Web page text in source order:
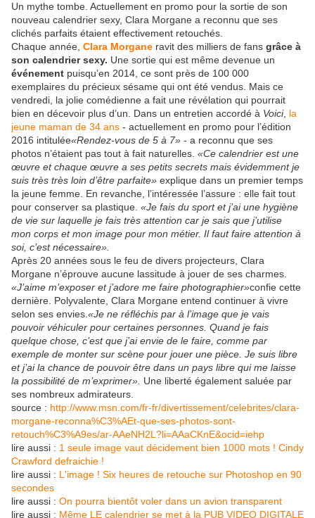
Un mythe tombe. Actuellement en promo pour la sortie de son
nouveau calendrier sexy, Clara Morgane a reconnu que ses
clichés parfaits étaient effectivement retouchés.
Chaque année, Clara Morgane ravit des milliers de fans grâce à
son calendrier sexy. Une sortie qui est même devenue un
événement puisqu’en 2014, ce sont près de 100 000
exemplaires du précieux sésame qui ont été vendus. Mais ce
vendredi, la jolie comédienne a fait une révélation qui pourrait
bien en décevoir plus d’un. Dans un entretien accordé à Voici, la
jeune maman de 34 ans - actuellement en promo pour l’édition
2016 intitulée«Rendez-vous de 5 à 7» - a reconnu que ses
photos n’étaient pas tout à fait naturelles. «Ce calendrier est une
œuvre et chaque œuvre a ses petits secrets mais évidemment je
suis très très loin d’être parfaite» explique dans un premier temps
la jeune femme. En revanche, l’intéressée l’assure : elle fait tout
pour conserver sa plastique. «Je fais du sport et j’ai une hygiène
de vie sur laquelle je fais très attention car je sais que j’utilise
mon corps et mon image pour mon métier. Il faut faire attention à
soi, c’est nécessaire».
Après 20 années sous le feu de divers projecteurs, Clara
Morgane n’éprouve aucune lassitude à jouer de ses charmes.
«J’aime m’exposer et j’adore me faire photographier»confie cette
dernière. Polyvalente, Clara Morgane entend continuer à vivre
selon ses envies. «Je ne réfléchis par à l’image que je vais
pouvoir véhiculer pour certaines personnes. Quand je fais
quelque chose, c’est que j’ai envie de le faire, comme par
exemple de monter sur scène pour jouer une pièce. Je suis libre
et j’ai la chance de pouvoir être dans un pays libre qui me laisse
la possibilité de m’exprimer». Une liberté également saluée par
ses nombreux admirateurs.
source : http://www.msn.com/fr-fr/divertissement/celebrites/clara-
morgane-reconna%C3%AEt-que-ses-photos-sont-
retouch%C3%A9es/ar-AAeNH2L?li=AAaCKnE&ocid=iehp
lire aussi : 1 seule image vaut décidement bien 1000 mots ! Cindy
Crawford defraichie !
lire aussi : L'image ! Six heures de retouche sur Photoshop en 90
secondes
lire aussi : On pourra bientôt voler dans un avion transparent
lire aussi : Même LE calendrier se met à la PUB VIDEO DIGITALE